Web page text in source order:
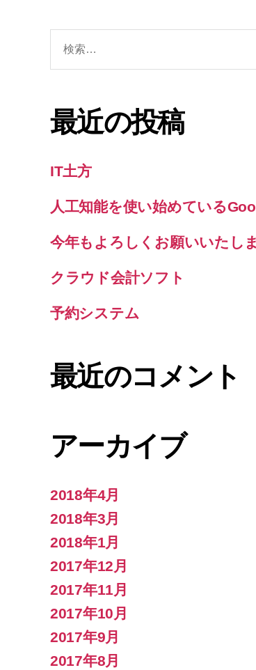
最近の投稿
IT土方
人工知能を使い始めている
今年もよろしくお願いいたし
クラウド会計ソフト
予約システム
最近のコメント
アーカイブ
2018年4月
2018年3月
2018年1月
2017年12月
2017年11月
2017年10月
2017年9月
2017年8月